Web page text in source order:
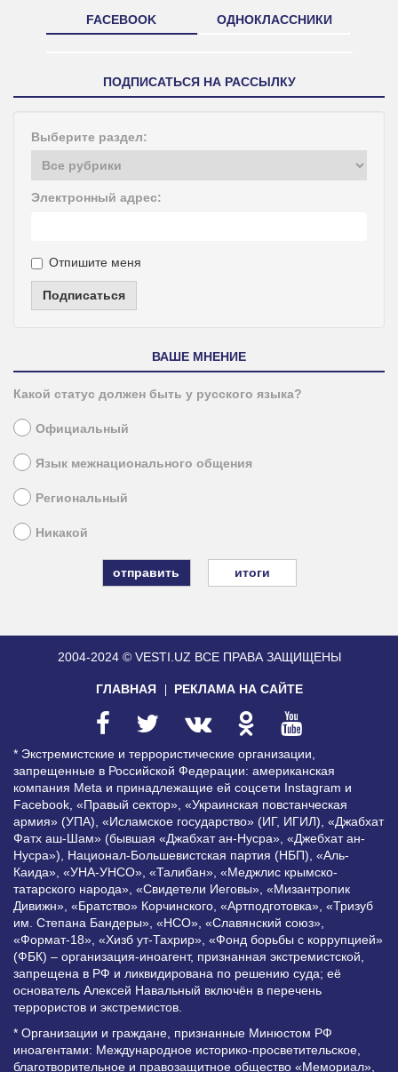
FACEBOOK ОДНОКЛАССНИКИ
ПОДПИСАТЬСЯ НА РАССЫЛКУ
Выберите раздел:
Электронный адрес:
Отпишите меня
Подписаться
ВАШЕ МНЕНИЕ
Какой статус должен быть у русского языка?
Официальный
Язык межнационального общения
Региональный
Никакой
итоги
2004-2024 © VESTI.UZ ВСЕ ПРАВА ЗАЩИЩЕНЫ
ГЛАВНАЯ РЕКЛАМА НА САЙТЕ
* Экстремистские и террористические организации,
запрещенные в Российской Федерации: американская
компания Meta и принадлежащие ей соцсети Instagram и
Facebook, «Правый сектор», «Украинская повстанческая
армия» (УПА), «Исламское государство» (ИГ, ИГИЛ), «Джабхат
Фатх аш-Шам» (бывшая «Джабхат ан-Нусра», «Джебхат ан-
Нусра»), Национал-Большевистская партия (НБП), «Аль-
Каида», «УНА-УНСО», «Талибан», «Меджлис крымско-
татарского народа», «Свидетели Иеговы», «Мизантропик
Дивижн», «Братство» Корчинского, «Артподготовка», «Тризуб
им. Степана Бандеры», «НСО», «Славянский союз»,
«Формат-18», «Хизб ут-Тахрир», «Фонд борьбы с коррупцией»
(ФБК) – организация-иноагент, признанная экстремистской,
запрещена в РФ и ликвидирована по решению суда; её
основатель Алексей Навальный включён в перечень
террористов и экстремистов.
* Организации и граждане, признанные Минюстом РФ
иноагентами: Международное историко-просветительское,
благотворительное и правозащитное общество «Мемориал»,